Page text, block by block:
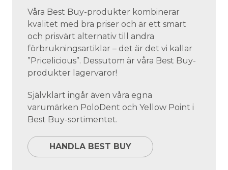
Våra Best Buy-produkter kombinerar
kvalitet med bra priser och är ett smart
och prisvärt alternativ till andra
förbrukningsartiklar – det är det vi kallar
”Pricelicious”. Dessutom är våra Best Buy-
produkter lagervaror!
Självklart ingår även våra egna
varumärken PoloDent och Yellow Point i
Best Buy-sortimentet.
HANDLA BEST BUY